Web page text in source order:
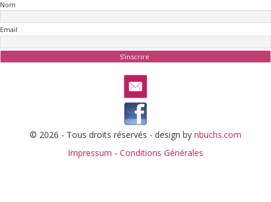
Nom
Email
© 2026 - Tous droits réservés - design by nbuchs.com
Impressum - Conditions Générales